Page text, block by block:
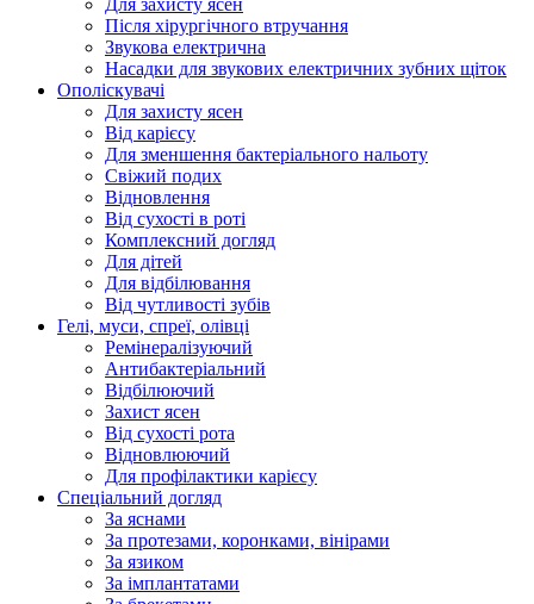
Після хірургічного втручання
Звукова електрична
Насадки для звукових електричних зубних щіток
Ополіскувачі
Для захисту ясен
Від карієсу
Для зменшення бактеріального нальоту
Свіжий подих
Відновлення
Від сухості в роті
Комплексний догляд
Для дітей
Для відбілювання
Від чутливості зубів
Гелі, муси, спреї, олівці
Ремінералізуючий
Антибактеріальний
Відбілюючий
Захист ясен
Від сухості рота
Відновлюючий
Для профілактики карієсу
Спеціальний догляд
За яснами
За протезами, коронками, вінірами
За язиком
За імплантатами